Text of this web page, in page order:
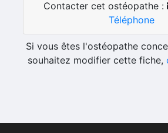
Contacter cet ostéopathe :
Téléphone
Si vous êtes l'ostéopathe
souhaitez modifier cette fiche,